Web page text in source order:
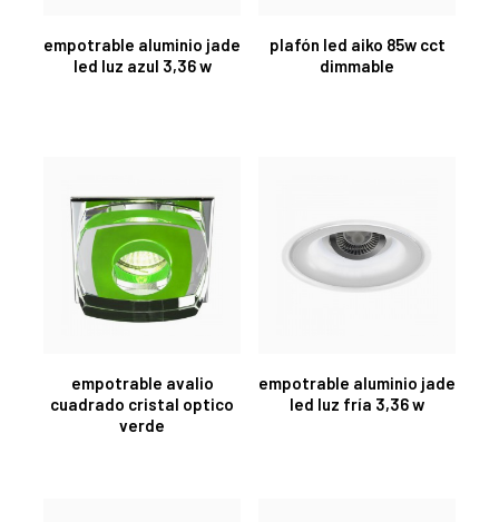
empotrable aluminio jade
led luz azul 3,36 w
plafón led aiko 85w cct
dimmable
empotrable avalio
cuadrado cristal optico
verde
empotrable aluminio jade
led luz fría 3,36 w